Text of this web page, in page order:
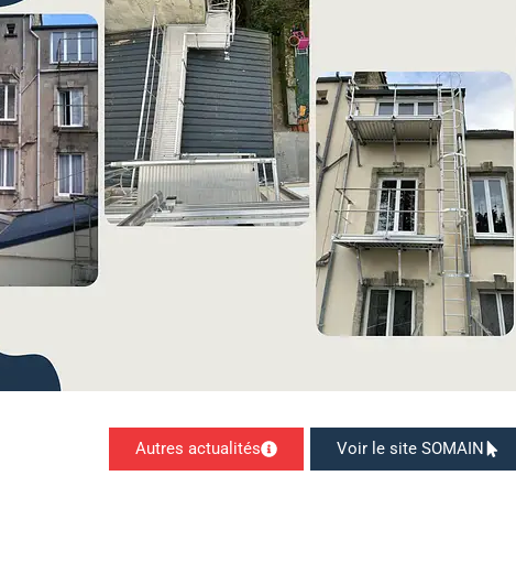
Autres actualités Voir le site SOMAIN